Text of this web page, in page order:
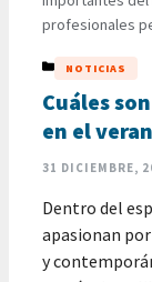
profesionales
empleo al
simplifica
Una de las
CATEGORÍAS
NOTICIAS
Cuáles
en el
31 DICIEMBRE,
Dentro del
apasionan
y